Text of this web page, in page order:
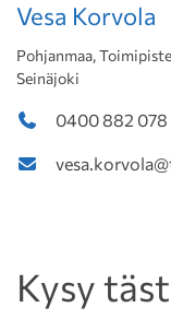
Vesa Korvola
Pohjanmaa,
Seinäjoki
0400 882 078
Kysy